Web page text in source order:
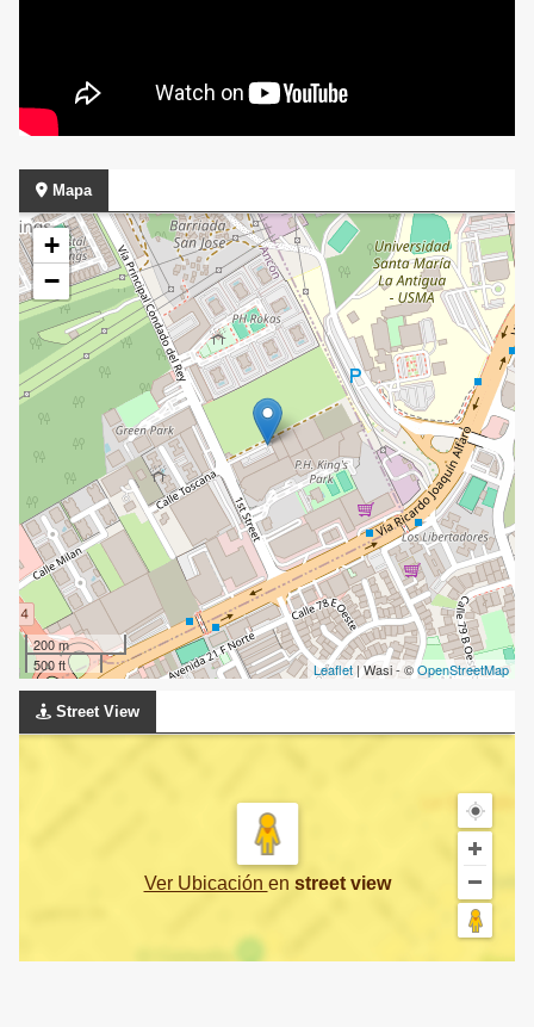
Mapa
+
−
200 m
500 ft
Leaflet | Wasi - ©OpenStreetMap
Street View
Ver Ubicación en street view